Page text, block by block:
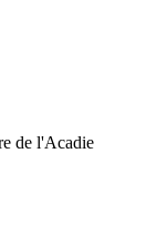
de l'Acadie